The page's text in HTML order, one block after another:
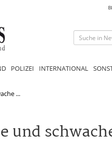
POLIZEI INTERNATIONAL
...